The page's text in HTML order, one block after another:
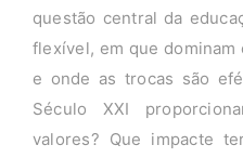
questão central da
flexível, em que
e onde as trocas são
Século XXI
valores? Que impacte